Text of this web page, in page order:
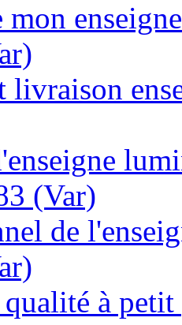
mon
livraison
(Var)
de
qualité à